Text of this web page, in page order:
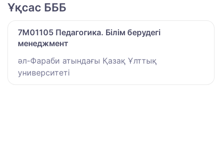
Ұқсас БББ
7M01105 Педагогика. Білім берудегі
менеджмент
әл-Фараби атындағы Қазақ Ұлттық
университеті